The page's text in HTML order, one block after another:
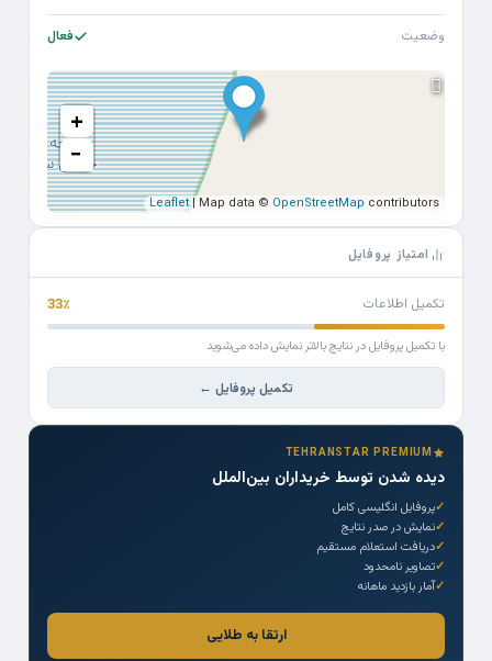
وضعیت فعال
+
−
Leaflet| Map data © OpenStreetMap contributors
امتیاز پروفایل
تکمیل اطلاعات 33٪
با تکمیل پروفایل در نتایج بالاتر نمایش داده می‌شوید
تکمیل پروفایل ←
TEHRANSTAR PREMIUM
دیده شدن توسط خریداران بین‌الملل
پروفایل انگلیسی کامل
نمایش در صدر نتایج
دریافت استعلام مستقیم
تصاویر نامحدود
آمار بازدید ماهانه
ارتقا به طلایی